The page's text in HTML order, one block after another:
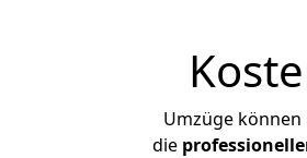
Umzüge
die